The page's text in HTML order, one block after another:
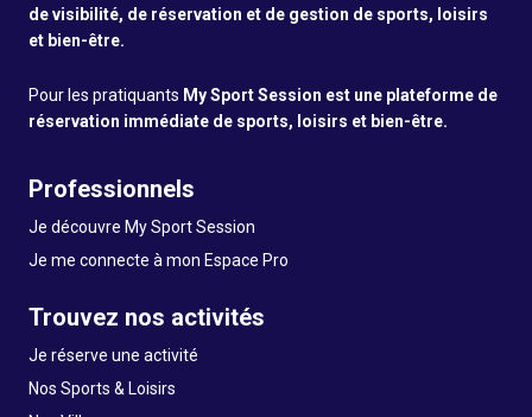
de visibilité, de réservation et de gestion de sports, loisirs
et bien-être.
Pour les pratiquants My Sport Session est une plateforme de
réservation immédiate de sports, loisirs et bien-être.
Professionnels
Je découvre My Sport Session
Je me connecte à mon Espace Pro
Trouvez nos activités
Je réserve une activité
Nos Sports & Loisirs